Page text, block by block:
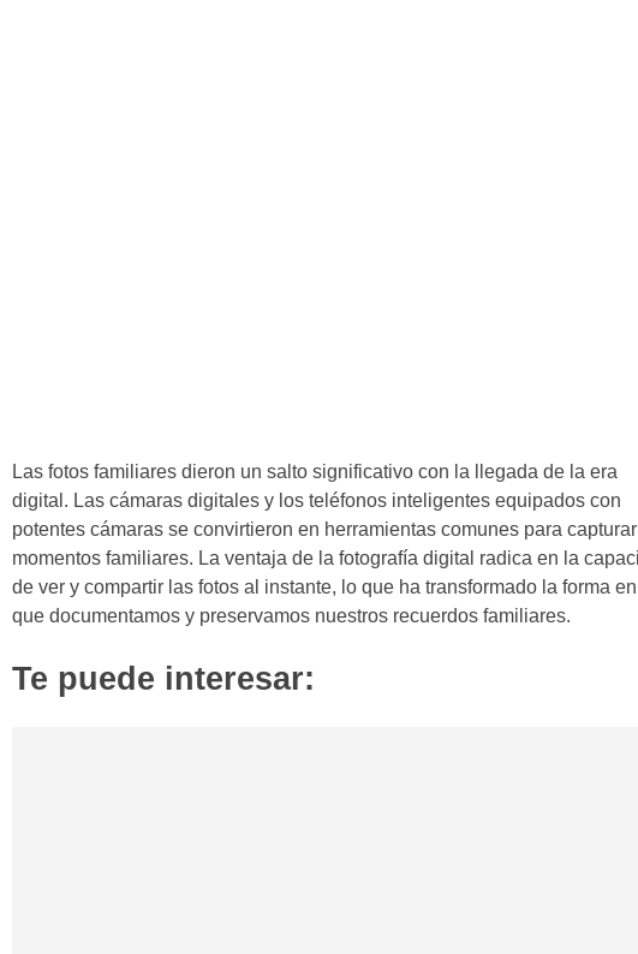
Las fotos familiares dieron un salto significativo con la llegada de la era
digital. Las cámaras digitales y los teléfonos inteligentes equipados con
potentes cámaras se convirtieron en herramientas comunes para capturar
momentos familiares. La ventaja de la fotografía digital radica en la
de ver y compartir las fotos al instante, lo que ha transformado la forma en
que documentamos y preservamos nuestros recuerdos familiares.
Te puede interesar: